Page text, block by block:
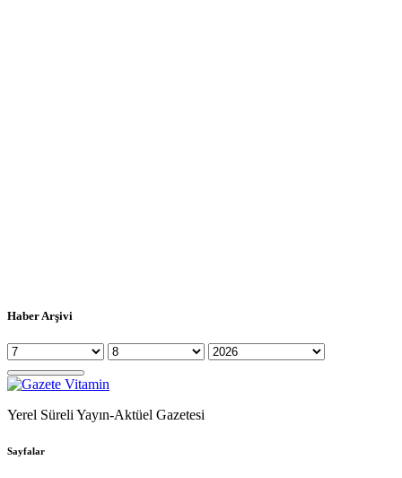
Haber Arşivi
Yerel Süreli Yayın-Aktüel Gazetesi
Sayfalar